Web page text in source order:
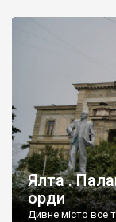
Ялта .
орди
Дивне місто все